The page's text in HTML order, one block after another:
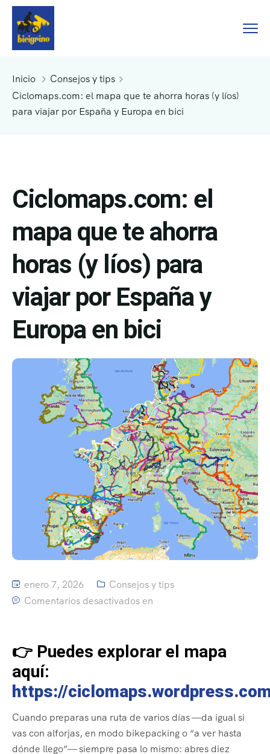
Inicio
Consejos y tips
Ciclomaps.com: el mapa que te ahorra horas (y líos)
para viajar por España y Europa en bici
Ciclomaps.com: el
mapa que te ahorra
horas (y líos) para
viajar por España y
Europa en bici
enero 7, 2026
Consejos y tips
Comentarios desactivados en
👉 Puedes explorar el mapa
aquí:
https://
Cuando preparas una ruta de varios días —da igual si
vas con alforjas, en modo bikepacking o “a ver hasta
dónde llego”— siempre pasa lo mismo: abres diez